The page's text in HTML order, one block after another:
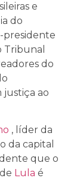
e
do
presidente
Tribunal
do
justiça ao
, líder da
da capital
que o
Lula é